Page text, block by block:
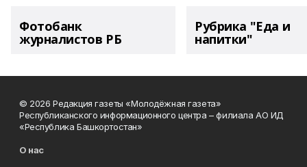
Фотобанк
журналистов РБ
Рубрика "Еда и
напитки"
© 2026 Редакция газеты «Молодёжная газета»
Республиканского информационного центра – филиала АО ИД
«Республика Башкортостан»
О нас